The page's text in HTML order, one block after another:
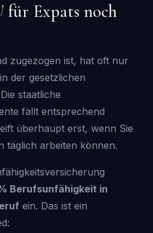
für Expats noch
zugezogen ist, hat oft nur
der gesetzlichen
staatliche
fällt entsprechend
überhaupt erst, wenn Sie
täglich arbeiten können.
Berufsunfähigkeit in
ein. Das ist ein